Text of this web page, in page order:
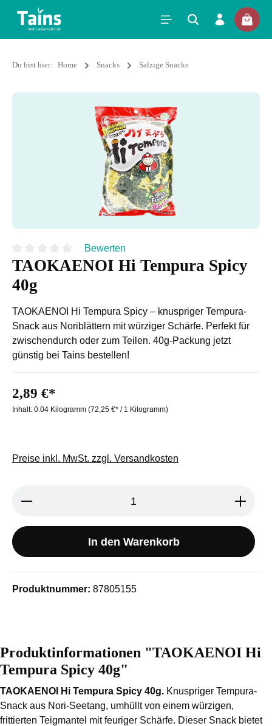
Du bist hier: Home Snacks Salzige Snacks
Durchschnittliche Bewertung von 0 von 5 Sternen
Bewerten
TAOKAENOI Hi Tempura Spicy
40g
TAOKAENOI Hi Tempura Spicy – knuspriger Tempura-
Snack aus Noriblättern mit würziger Schärfe. Perfekt für
zwischendurch oder zum Teilen. 40g-Packung jetzt
günstig bei Tains bestellen!
2,89 €*
Inhalt: 0.04 Kilogramm (72,25 €* / 1 Kilogramm)
Preise inkl. MwSt. zzgl. Versandkosten
Produkt Anzahl: Gib den
In den Warenkorb
Produktnummer: 87805155
Produktinformationen "TAOKAENOI Hi
Tempura Spicy 40g"
TAOKAENOI Hi Tempura Spicy 40g. Knuspriger Tempura-
Snack aus Nori-Seetang, umhüllt von einem würzigen,
frittierten Teigmantel mit feuriger Schärfe. Dieser Snack bietet